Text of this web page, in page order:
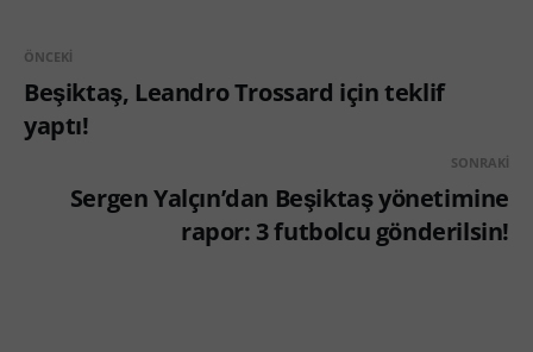
ÖNCEKI
Beşiktaş, Leandro Trossard için teklif
yaptı!
SONRAKI
Sergen Yalçın’dan Beşiktaş yönetimine
rapor: 3 futbolcu gönderilsin!